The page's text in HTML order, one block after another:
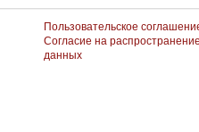
Пользовательское
Согласие на
данных